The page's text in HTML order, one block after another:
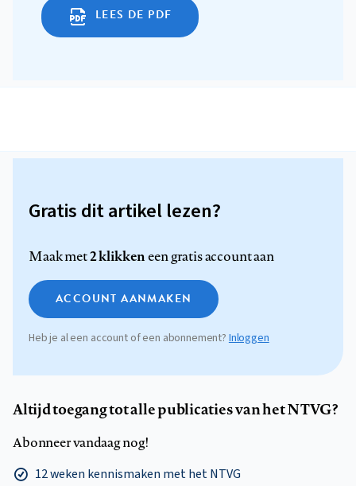
LEES DE PDF
Gratis dit artikel lezen?
Maak met2 klikkeneen gratis account aan
ACCOUNT AANMAKEN
Heb je al een account of een abonnement? Inloggen
Altijd toegang tot alle publicaties van het NTVG?
Abonneer vandaag nog!
12 weken kennismaken met het NTVG